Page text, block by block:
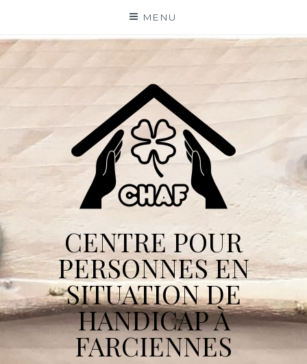
content
MENU
CENTRE POUR
PERSONNES EN
SITUATION DE
HANDICAP À
FARCIENNES